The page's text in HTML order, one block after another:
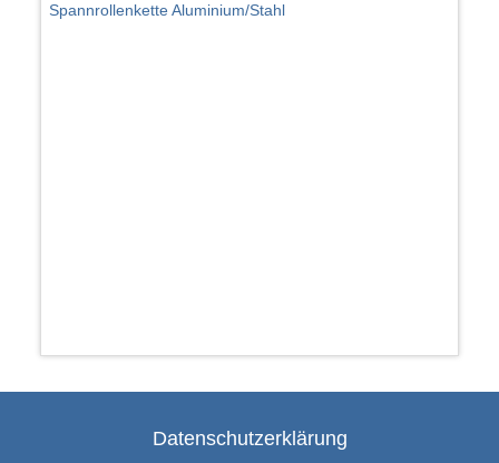
Spannrollenkette Aluminium/Stahl
Datenschutzerklärung